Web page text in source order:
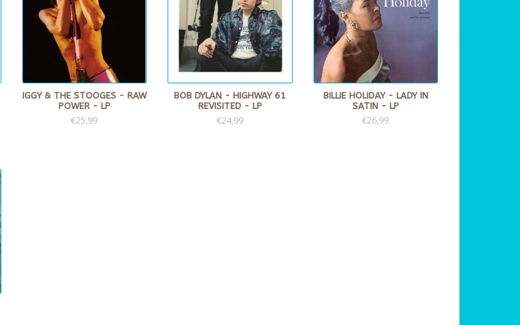
IGGY & THE STOOGES - RAW
POWER - LP
€25,99
BOB DYLAN - HIGHWAY 61
REVISITED - LP
€24,99
BILLIE HOLIDAY - LADY IN
SATIN - LP
€26,99